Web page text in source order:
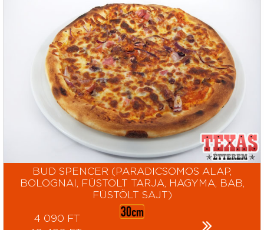
BUD SPENCER (PARADICSOMOS ALAP,
BOLOGNAI, FÜSTÖLT TARJA, HAGYMA, BAB,
FÜSTÖLT SAJT)
4 090 FT